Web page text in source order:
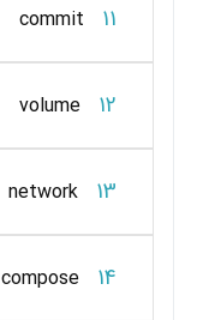
11
commit
12
volume
13
network
14
compose